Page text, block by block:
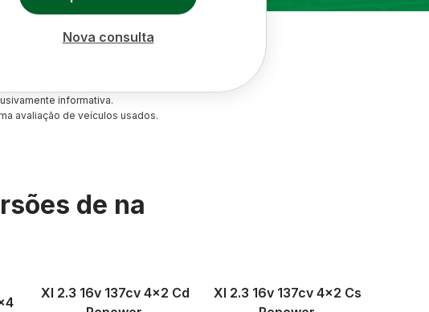
Nova consulta
informativa.
avaliação de veículos usados.
de na
Xl 2.3 16v 137cv 4x2 Cd
Xl 2.3 16v 137cv 4x2 Cs